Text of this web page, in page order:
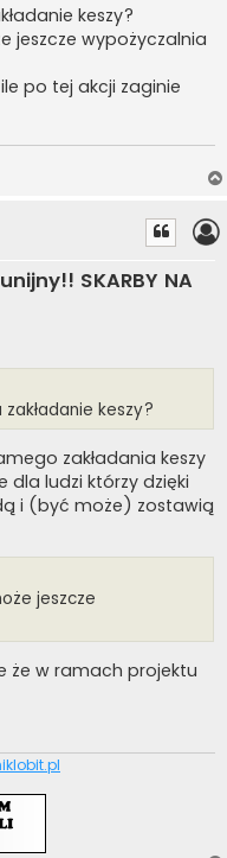
keszy?
jeszcze wypożyczalnia
po tej akcji zaginie
SKARBY NA
keszy?
zakładania keszy
ludzi którzy dzięki
i (być może) zostawią
jeszcze
że w ramach projektu